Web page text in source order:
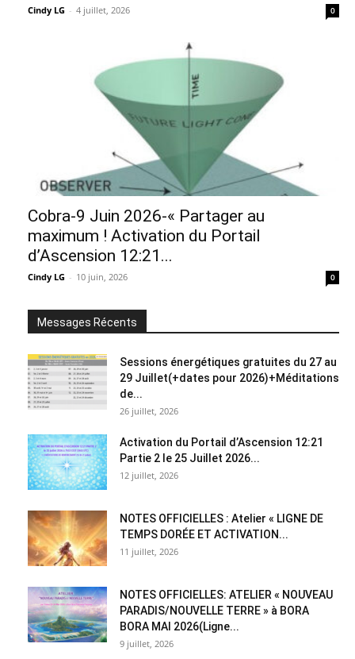
Cindy LG - 4 juillet, 2026 0
Cobra-9 Juin 2026-« Partager au
maximum ! Activation du Portail
d’Ascension 12:21...
Cindy LG - 10 juin, 2026 0
Messages Récents
Sessions énergétiques gratuites du 27 au
29 Juillet(+dates pour 2026)+Méditations
de...
26 juillet, 2026
Activation du Portail d’Ascension 12:21
Partie 2 le 25 Juillet 2026...
12 juillet, 2026
NOTES OFFICIELLES : Atelier « LIGNE DE
TEMPS DORÉE ET ACTIVATION...
11 juillet, 2026
NOTES OFFICIELLES: ATELIER « NOUVEAU
PARADIS/NOUVELLE TERRE » à BORA
BORA MAI 2026(Ligne...
9 juillet, 2026